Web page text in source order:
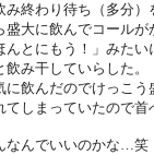
み終わり待ち（多分
盛大に飲んでコールが
んとにもう！」みた
み干していらした。
に飲んだのでけっこう
しまっていたので首
なんでいいのかな…笑